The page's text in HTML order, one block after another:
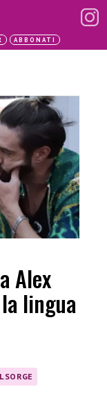
ABBONATI
Alex
lingua
SORGE